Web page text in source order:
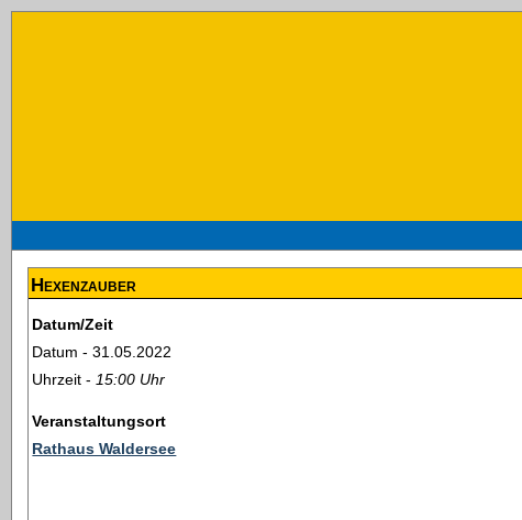
Hexenzauber
Datum/Zeit
Datum - 31.05.2022
Uhrzeit - 15:00 Uhr
Veranstaltungsort
Rathaus Waldersee